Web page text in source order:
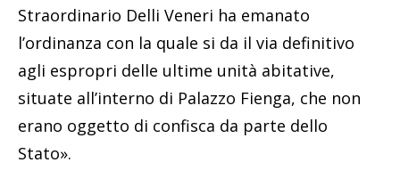
Straordinario Delli Veneri ha emanato
l’ordinanza con la quale si da il via definitivo
agli espropri delle ultime unità abitative,
situate all’interno di Palazzo Fienga, che non
erano oggetto di confisca da parte dello
Stato».